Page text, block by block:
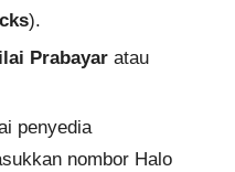
).
Prabayar atau
penyedia
nombor Halo